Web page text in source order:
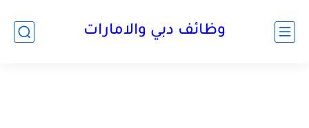
وظائف دبي والامارات